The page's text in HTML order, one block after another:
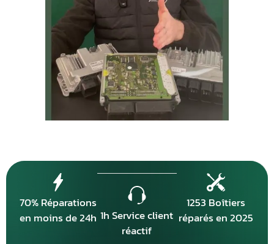
70% Réparations
en moins de 24h 1h Service client
réactif
1253 Boîtiers
réparés en 2025